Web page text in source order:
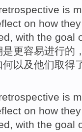
is
on how they
with the goal
是更容易进行的
何以及他们取得
is
on how they
with the goal